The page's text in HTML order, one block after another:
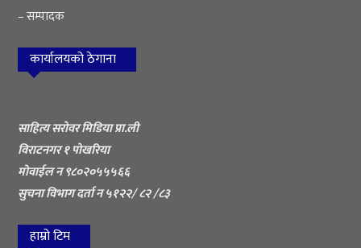
– सम्पादक
कार्यालयको ठेगाना
साहित्य सरोवर मिडिया प्रा.ली
विराटनगर १ पोखरिया
मोवाईल न ९८०२०५५५६६
सुचना विभाग दर्ता न ५१२२/ ८२ /८३
हाम्रो टिम